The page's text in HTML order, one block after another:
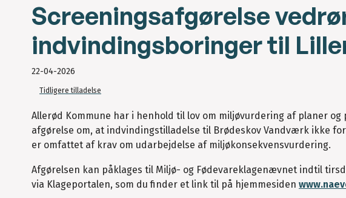
Screeningsafgørelse
indvindingsboringer til
22-04-2026
Tidligere tilladelse
Allerød Kommune har i henhold til lov om miljøvurdering af planer
afgørelse om, at indvindingstilladelse til Brødeskov Vandværk ikke
er omfattet af krav om udarbejdelse af miljøkonsekvensvurdering.
Afgørelsen kan påklages til Miljø- og Fødevareklagenævnet indtil
via Klageportalen, som du finder et link til på hjemmesiden